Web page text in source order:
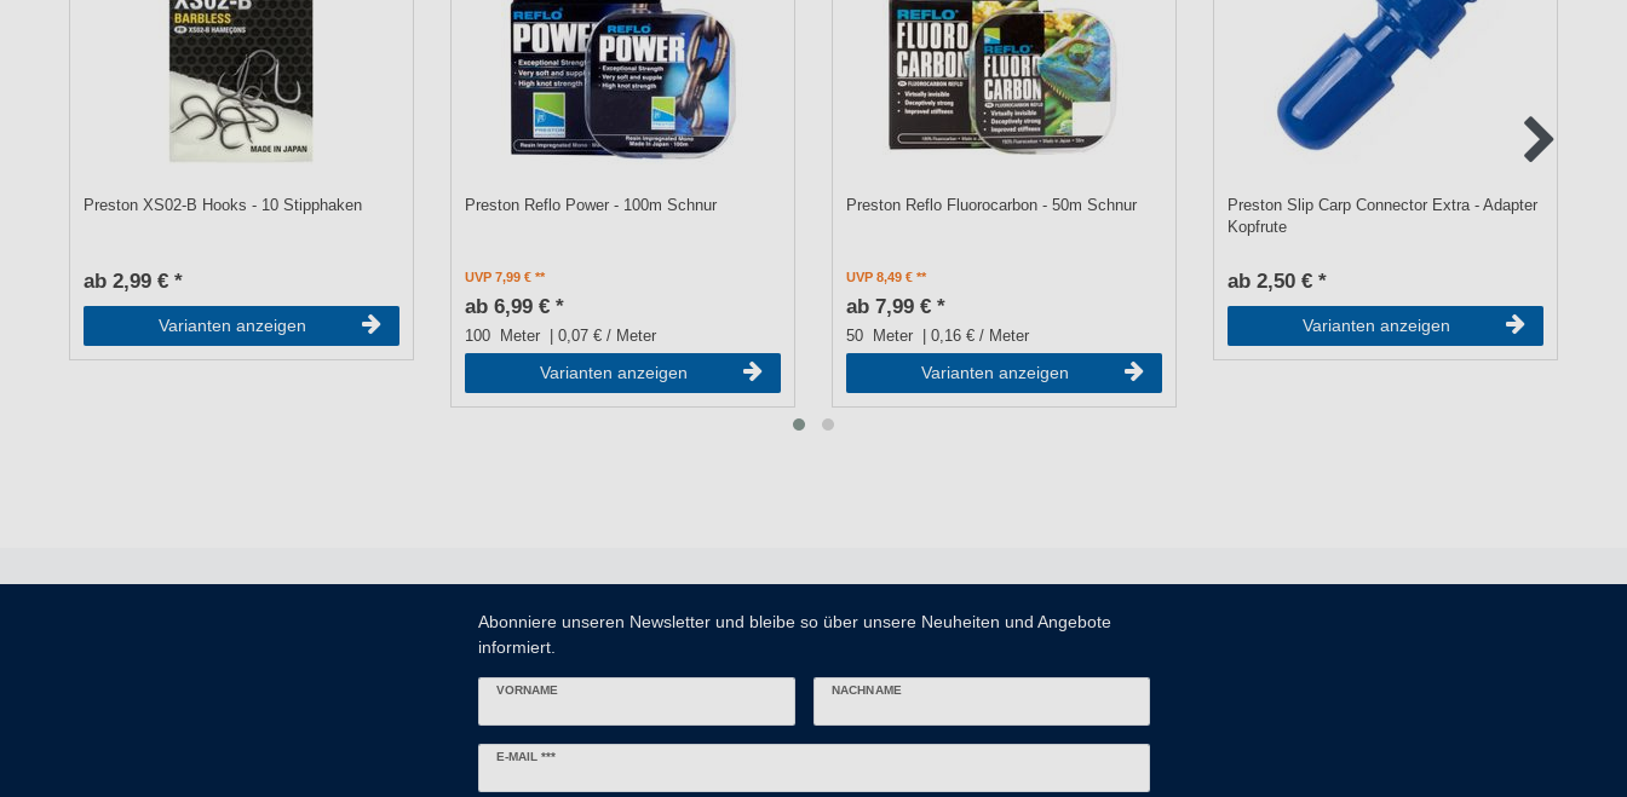
Preston XS02-B Hooks - 10 Stipphaken
ab 2,99 € *
Varianten anzeigen
Preston Reflo Power - 100m Schnur
UVP 7,99 €
ab 6,99 € *
100 Meter | 0,07 € / Meter
Varianten anzeigen
Preston Reflo Fluorocarbon - 50m Schnur
UVP 8,49 €
ab 7,99 € *
50 Meter | 0,16 € / Meter
Varianten anzeigen
Preston Slip Carp Connector Extra - Adapter
Kopfrute
ab 2,50 € *
Varianten anzeigen
Abonniere unseren Newsletter und bleibe so über unsere Neuheiten und Angebote
informiert.
VORNAME NACHNAME
E-MAIL ***
Newsletter